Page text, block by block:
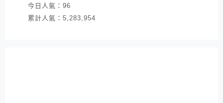
今日人氣： 96
累計人氣： 5,283,954